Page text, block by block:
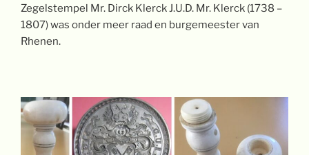
Zegelstempel Mr. Dirck Klerck J.U.D. Mr. Klerck (1738 –
1807) was onder meer raad en burgemeester van
Rhenen.